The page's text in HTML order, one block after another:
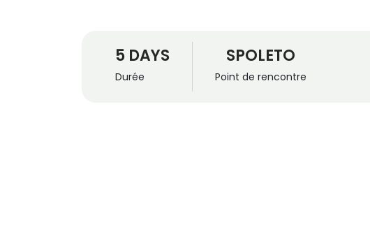
5 DAYS
Durée
SPOLETO
Point de rencontre